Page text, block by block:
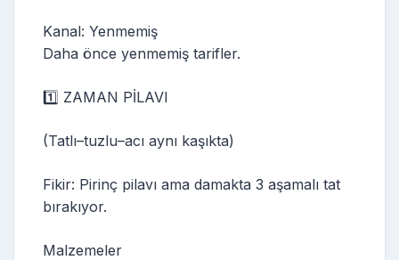
Kanal: Yenmemiş
Daha önce yenmemiş tarifler.
1️⃣ ZAMAN PİLAVI
(Tatlı–tuzlu–acı aynı kaşıkta)
Fikir: Pirinç pilavı ama damakta 3 aşamalı tat
bırakıyor.
Malzemeler